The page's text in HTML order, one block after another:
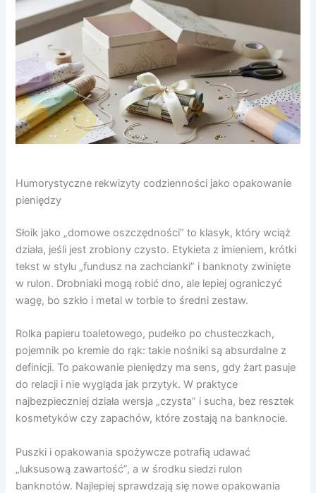
Humorystyczne rekwizyty codzienności jako opakowanie
pieniędzy
Słoik jako „domowe oszczędności” to klasyk, który wciąż
działa, jeśli jest zrobiony czysto. Etykieta z imieniem, krótki
tekst w stylu „fundusz na zachcianki” i banknoty zwinięte
w rulon. Drobniaki mogą robić dno, ale lepiej ograniczyć
wagę, bo szkło i metal w torbie to średni zestaw.
Rolka papieru toaletowego, pudełko po chusteczkach,
pojemnik po kremie do rąk: takie nośniki są absurdalne z
definicji. To pakowanie pieniędzy ma sens, gdy żart pasuje
do relacji i nie wygląda jak przytyk. W praktyce
najbezpieczniej działa wersja „czysta” i sucha, bez resztek
kosmetyków czy zapachów, które zostają na banknocie.
Puszki i opakowania spożywcze potrafią udawać
„luksusową zawartość”, a w środku siedzi rulon
banknotów. Najlepiej sprawdzają się nowe opakowania